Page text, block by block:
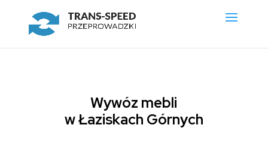
Wywóz mebli
w Łaziskach Górnych